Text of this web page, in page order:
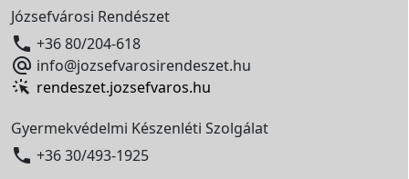
Józsefvárosi Rendészet
 +36 80/204-618
 info@jozsefvarosirendeszet.hu
rendeszet.jozsefvaros.hu
Gyermekvédelmi Készenléti Szolgálat
 +36 30/493-1925